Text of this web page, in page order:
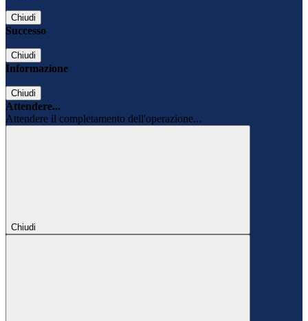
Chiudi
Successo
Chiudi
Informazione
Chiudi
Attendere...
Attendere il completamento dell'operazione...
Chiudi